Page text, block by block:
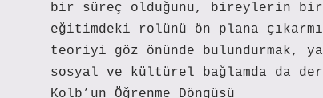
bir süreç olduğunu, bireylerin
eğitimdeki rolünü ön plana
teoriyi göz önünde bulundurmak,
sosyal ve kültürel bağlamda da
Kolb’un Öğrenme Döngüsü